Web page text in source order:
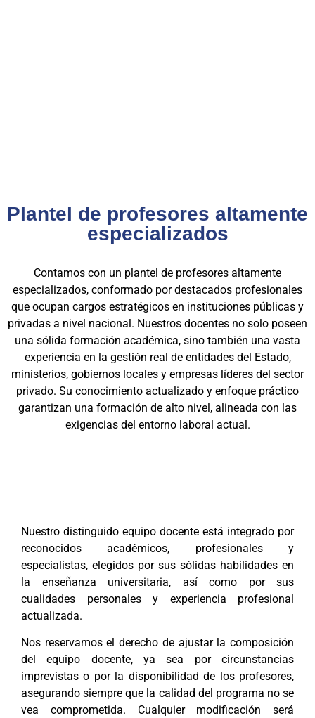
Plantel de profesores altamente
especializados
Contamos con un plantel de profesores altamente
especializados, conformado por destacados profesionales
que ocupan cargos estratégicos en instituciones públicas y
privadas a nivel nacional. Nuestros docentes no solo poseen
una sólida formación académica, sino también una vasta
experiencia en la gestión real de entidades del Estado,
ministerios, gobiernos locales y empresas líderes del sector
privado. Su conocimiento actualizado y enfoque práctico
garantizan una formación de alto nivel, alineada con las
exigencias del entorno laboral actual.
Nuestro distinguido equipo docente está integrado por
reconocidos académicos, profesionales y
especialistas, elegidos por sus sólidas habilidades en
la enseñanza universitaria, así como por sus
cualidades personales y experiencia profesional
actualizada.
Nos reservamos el derecho de ajustar la composición
del equipo docente, ya sea por circunstancias
imprevistas o por la disponibilidad de los profesores,
asegurando siempre que la calidad del programa no se
vea comprometida. Cualquier modificación será